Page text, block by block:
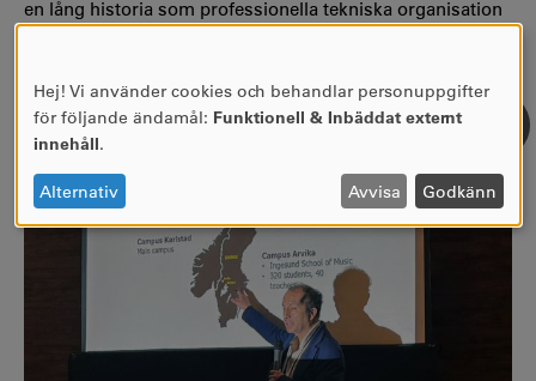
en lång historia som professionella tekniska organisation
tillämpningar och livsteknik.
ANVÄNDNING
AV
OCH
COOKIES
Hej! Vi använder cookies och behandlar personuppgifter
för följande ändamål: Funktionell & Inbäddat externt
innehåll.
Alternativ Avvisa Godkänn